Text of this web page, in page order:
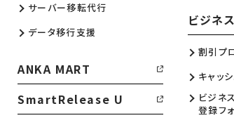
サーバー移転代行
データ移行支援
ANKA MART
SmartRelease U
ビジネ
割引プ
キャッ
ビジネ
登録フ